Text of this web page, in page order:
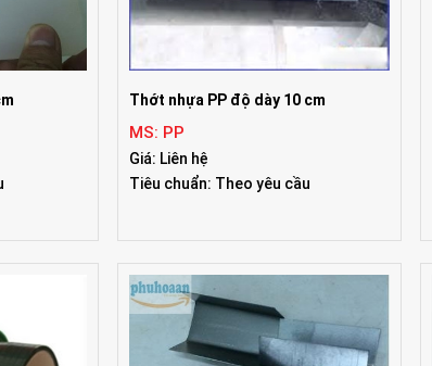
Thớt nhựa PP độ dày 10 cm
MS: PP
Giá: Liên hệ
Tiêu chuẩn: Theo yêu cầu